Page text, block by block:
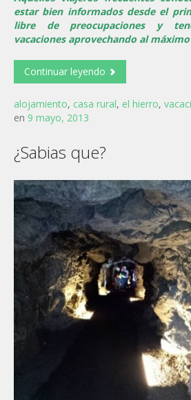
estar bien informados desde el
libre de preocupaciones y
vacaciones aprovechando al
Continuar leyendo
alojamiento, casa rural, el hierro,
en 9 mayo, 2013
¿Sabias que?